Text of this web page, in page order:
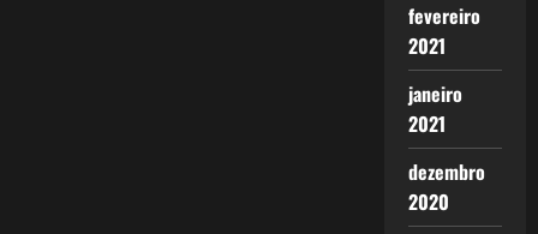
fevereiro
2021
janeiro
2021
dezembro
2020